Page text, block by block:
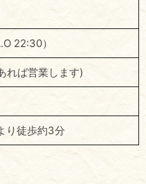
22:30）
れば営業します)
り徒歩約3分